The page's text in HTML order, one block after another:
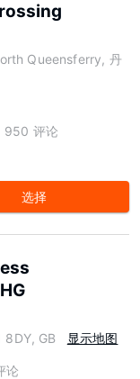
Queensferry, 丹
950 评论
选择
8DY, GB 显示地图
论